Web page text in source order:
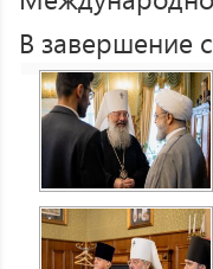
В завершение